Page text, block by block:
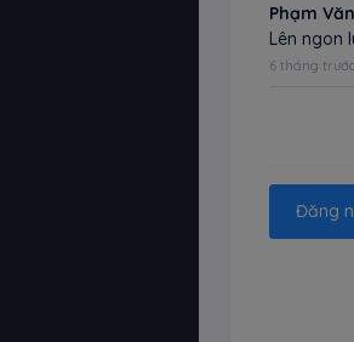
Phạm
Lên ngon
6 tháng trước
Đăng